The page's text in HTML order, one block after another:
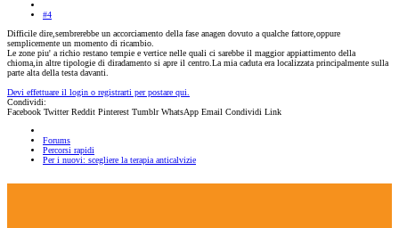
#4
Difficile dire,sembrerebbe un accorciamento della fase anagen dovuto a qualche fattore,oppure
semplicemente un momento di ricambio.
Le zone piu' a richio restano tempie e vertice nelle quali ci sarebbe il maggior appiattimento della
chioma,in altre tipologie di diradamento si apre il centro.La mia caduta era localizzata principalmente sulla
parte alta della testa davanti.
Devi effettuare il login o registrarti per postare qui.
Condividi:
Facebook Twitter Reddit Pinterest Tumblr WhatsApp Email Condividi Link
Forums
Percorsi rapidi
Per i nuovi: scegliere la terapia anticalvizie